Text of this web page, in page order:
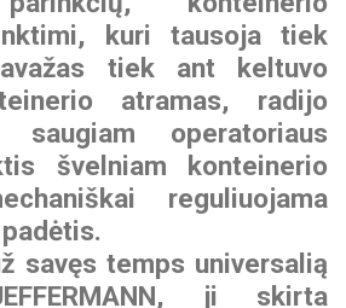
kuri tausoja tiek
tiek ant keltuvo
atramas, radijo
operatoriaus
švelniam konteinerio
reguliuojama
savęs temps universalią
, ji skirta